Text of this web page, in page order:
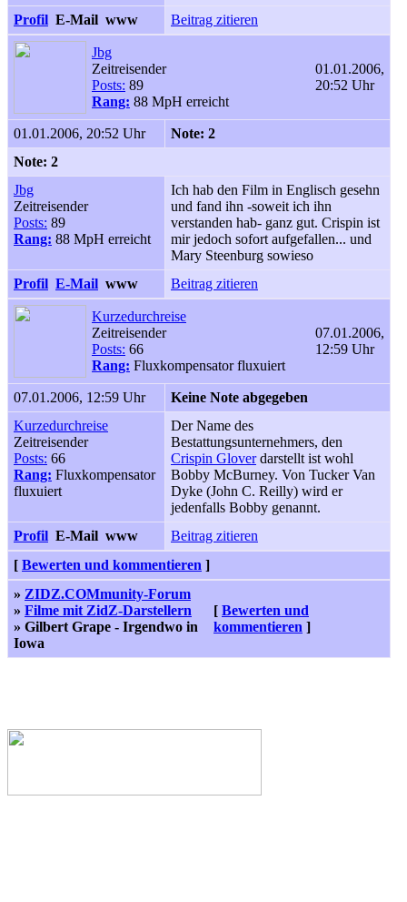
Profil E-Mail www Beitrag zitieren
Jbg
Zeitreisender
Posts: 89
Rang: 88 MpH erreicht
01.01.2006,
20:52 Uhr
01.01.2006, 20:52 Uhr
Note: 2
Note: 2
Jbg
Zeitreisender
Posts: 89
Rang: 88 MpH erreicht
Ich hab den Film in Englisch gesehn
und fand ihn -soweit ich ihn
verstanden hab- ganz gut. Crispin ist
mir jedoch sofort aufgefallen... und
Mary Steenburg sowieso
Profil E-Mail www Beitrag zitieren
Kurzedurchreise
Zeitreisender
Posts: 66
Rang: Fluxkompensator fluxuiert
07.01.2006,
12:59 Uhr
07.01.2006, 12:59 Uhr
Keine Note abgegeben
Kurzedurchreise
Zeitreisender
Posts: 66
Rang: Fluxkompensator
fluxuiert
Der Name des
Bestattungsunternehmers, den
Crispin Gloverdarstellt ist wohl
Bobby McBurney. Von Tucker Van
Dyke (John C. Reilly) wird er
jedenfalls Bobby genannt.
Profil E-Mail www
Beitrag zitieren
[ Bewerten und kommentieren ]
» ZIDZ.COMmunity-Forum
» Filme mit ZidZ-Darstellern
» Gilbert Grape - Irgendwo in
Iowa
[ Bewerten und
kommentieren ]